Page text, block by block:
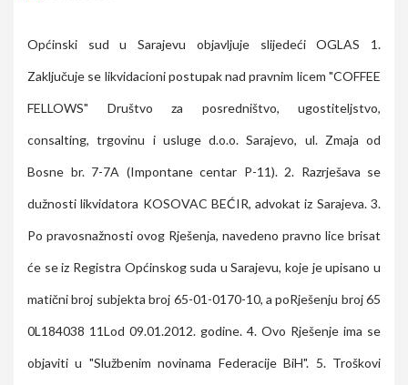
Općinski sud u Sarajevu objavljuje slijedeći OGLAS 1.
Zaključuje se likvidacioni postupak nad pravnim licem "COFFEE
FELLOWS" Društvo za posredništvo, ugostiteljstvo,
consalting, trgovinu i usluge d.o.o. Sarajevo, ul. Zmaja od
Bosne br. 7-7A (Impontane centar P-11). 2. Razrješava se
dužnosti likvidatora KOSOVAC BEĆIR, advokat iz Sarajeva. 3.
Po pravosnažnosti ovog Rješenja, navedeno pravno lice brisat
će se iz Registra Općinskog suda u Sarajevu, koje je upisano u
matični broj subjekta broj 65-01-0170-10, a poRješenju broj 65
0L184038 11Lod 09.01.2012. godine. 4. Ovo Rješenje ima se
objaviti u "Službenim novinama Federacije BiH". 5. Troškovi